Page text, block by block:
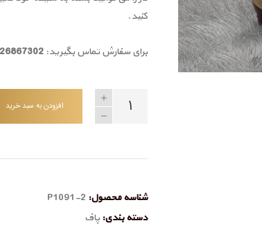
کنید.
برای سفارش تماس بگیرید:
افزودن به سبد خرید
شناسه محصول: P1091-2
دسته بندی: پاف